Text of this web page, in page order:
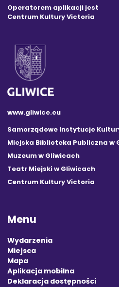
Operatorem aplikacji jest
Centrum Kultury Victoria
www.gliwice.eu
Samorządowe Instytucje
Miejska Biblioteka Publiczna w
Muzeum w Gliwicach
Teatr Miejski w Gliwicach
Centrum Kultury Victoria
Menu
Wydarzenia
Miejsca
Mapa
Aplikacja mobilna
Deklaracja dostępności